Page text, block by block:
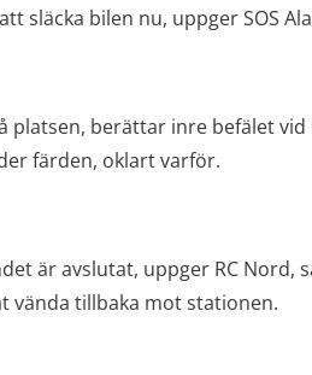
släcka bilen nu, uppger SOS
berättar inre befälet vid
färden, oklart varför.
är avslutat, uppger RC Nord,
vända tillbaka mot stationen.